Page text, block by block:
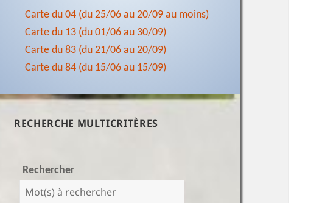
Carte du 04 (du 25/06 au 20/09 au moins)
Carte du 13 (du 01/06 au 30/09)
Carte du 83 (du 21/06 au 20/09)
Carte du 84 (du 15/06 au 15/09)
RECHERCHE MULTICRITÈRES
Rechercher